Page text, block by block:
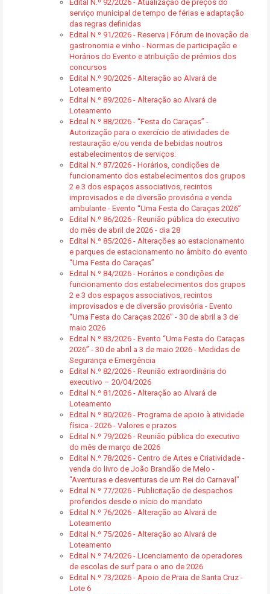
Edital N.º 92/2026 - Atualização de preços do
serviço municipal de tempo de férias e adaptação
das regras definidas
Edital N.º 91/2026 - Reserva | Fórum de inovação de
gastronomia e vinho - Normas de participação e
Horários do Evento e atribuição de prémios dos
concursos
Edital N.º 90/2026 - Alteração ao Alvará de
Loteamento
Edital N.º 89/2026 - Alteração ao Alvará de
Loteamento
Edital N.º 88/2026 - “Festa do Caraças” -
Autorização para o exercício de atividades de
restauração e/ou venda de bebidas noutros
estabelecimentos de serviços:
Edital N.º 87/2026 - Horários, condições de
funcionamento dos estabelecimentos dos grupos
2 e 3 dos espaços associativos, recintos
improvisados e de diversão provisória e venda
ambulante - Evento “Uma Festa do Caraças 2026”
Edital N.º 86/2026 - Reunião pública do executivo
do mês de abril de 2026 - dia 28
Edital N.º 85/2026 - Alterações ao estacionamento
e parques de estacionamento no âmbito do evento
“Uma Festa do Caraças”
Edital N.º 84/2026 - Horários e condições de
funcionamento dos estabelecimentos dos grupos
2 e 3 dos espaços associativos, recintos
improvisados e de diversão provisória - Evento
“Uma Festa do Caraças 2026” - 30 de abril a 3 de
maio 2026
Edital N.º 83/2026 - Evento “Uma Festa do Caraças
2026” - 30 de abril a 3 de maio 2026 - Medidas de
Segurança e Emergência
Edital N.º 82/2026 - Reunião extraordinária do
executivo – 20/04/2026
Edital N.º 81/2026 - Alteração ao Alvará de
Loteamento
Edital N.º 80/2026 - Programa de apoio à atividade
física - 2026 - Valores e prazos
Edital N.º 79/2026 - Reunião pública do executivo
do mês de março de 2026
Edital N.º 78/2026 - Centro de Artes e Criatividade -
venda do livro de João Brandão de Melo -
"Aventuras e desventuras de um Rei do Carnaval"
Edital N.º 77/2026 - Publicitação de despachos
proferidos desde o início do mandato
Edital N.º 76/2026 - Alteração ao Alvará de
Loteamento
Edital N.º 75/2026 - Alteração ao Alvará de
Loteamento
Edital N.º 74/2026 - Licenciamento de operadores
de escolas de surf para o ano de 2026
Edital N.º 73/2026 - Apoio de Praia de Santa Cruz -
Lote 6